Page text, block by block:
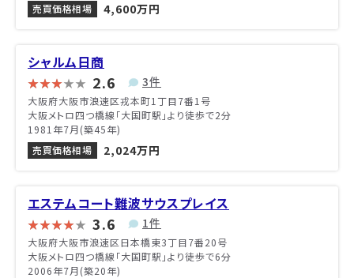
売買価格相場
4,600万円
シャルム日商
2.6 3件
大阪府大阪市浪速区戎本町1丁目7番1号
大阪メトロ四つ橋線「大国町駅」より徒歩で2分
1981年7月(築45年)
売買価格相場
2,024万円
エステムコート難波サウスプレイス
3.6 1件
大阪府大阪市浪速区日本橋東3丁目7番20号
大阪メトロ四つ橋線「大国町駅」より徒歩で6分
2006年7月(築20年)